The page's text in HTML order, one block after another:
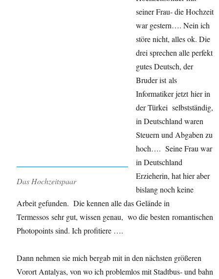
Das Hochzeitspaar
seiner Frau- die Hochzeit
war gestern…. Nein ich
störe nicht, alles ok. Die
drei sprechen alle perfekt
gutes Deutsch, der
Bruder ist als
Informatiker jetzt hier in
der Türkei selbstständig,
in Deutschland waren
Steuern und Abgaben zu
hoch…. Seine Frau war
in Deutschland
Erzieherin, hat hier aber
bislang noch keine
Arbeit gefunden. Die kennen alle das Gelände in
Termessos sehr gut, wissen genau, wo die besten romantischen
Photopoints sind. Ich profitiere ….
Dann nehmen sie mich bergab mit in den nächsten größeren
Vorort Antalyas, von wo ich problemlos mit Stadtbus- und bahn